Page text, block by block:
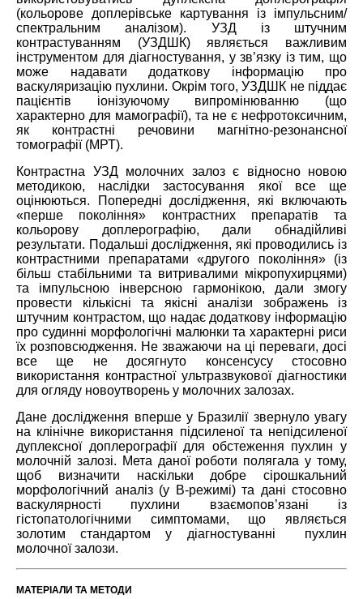
(кольорове доплерівське картування із імпульсним/
спектральним аналізом). УЗД із штучним
контрастуванням (УЗДШК) являється важливим
інструментом для діагностування, у зв’язку із тим, що
може надавати додаткову інформацію про
васкуляризацію пухлини. Окрім того, УЗДШК не піддає
пацієнтів іонізуючому випромінюванню (що
характерно для мамографії), та не є нефротоксичним,
як контрастні речовини магнітно-резонансної
томографії (МРТ).
Контрастна УЗД молочних залоз є відносно новою
методикою, наслідки застосування якої все ще
оцінюються. Попередні дослідження, які включають
«перше покоління» контрастних препаратів та
кольорову доплерографію, дали обнадійливі
результати. Подальші дослідження, які проводились із
контрастними препаратами «другого покоління» (із
більш стабільними та витривалими мікропухирцями)
та імпульсною інверсною гармонікою, дали змогу
провести кількісні та якісні аналізи зображень із
штучним контрастом, що надає додаткову інформацію
про судинні морфологічні малюнки та характерні риси
їх розповсюдження. Не зважаючи на ці переваги, досі
все ще не досягнуто консенсусу стосовно
використання контрастної ультразвукової діагностики
для огляду новоутворень у молочних залозах.
Дане дослідження вперше у Бразилії звернуло увагу
на клінічне використання підсиленої та непідсиленої
дуплексної доплерографії для обстеження пухлин у
молочній залозі. Мета даної роботи полягала у тому,
щоб визначити наскільки добре сірошкальний
морфологічний аналіз (у В-режимі) та дані стосовно
васкулярності пухлини взаємопов’язані із
гістопатологічними симптомами, що являється
золотим стандартом у діагностуванні пухлин
молочної залози.
МАТЕРІАЛИ ТА МЕТОДИ